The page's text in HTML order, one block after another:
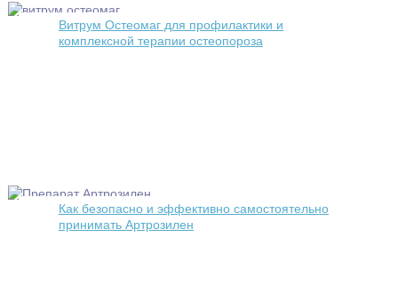
Витрум Остеомаг для профилактики и
комплексной терапии остеопороза
Как безопасно и эффективно самостоятельно
принимать Артрозилен